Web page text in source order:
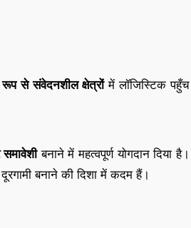
रूप से संवेदनशील क्षेत्रोंमें लॉजिस्टिक पहुँच
बनाने में महत्वपूर्ण योगदान दिया है।
बनाने की दिशा में कदम हैं।